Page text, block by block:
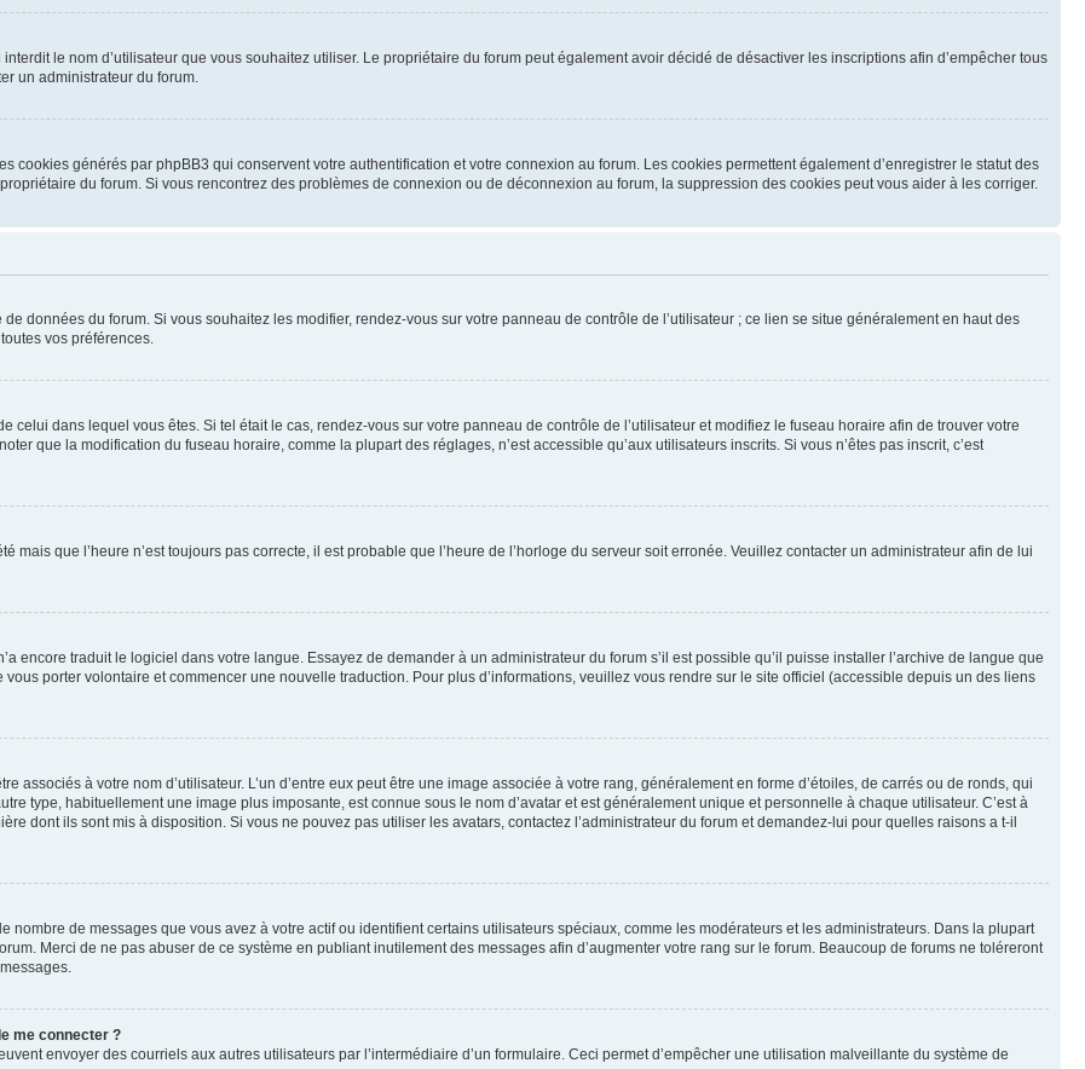
le nom d’utilisateur que vous souhaitez utiliser. Le propriétaire du forum peut également avoir décidé de désactiver les inscriptions afin d’empêcher tous
un administrateur du forum.
cookies générés par phpBB3 qui conservent votre authentification et votre connexion au forum. Les cookies permettent également d’enregistrer le statut des
du forum. Si vous rencontrez des problèmes de connexion ou de déconnexion au forum, la suppression des cookies peut vous aider à les corriger.
données du forum. Si vous souhaitez les modifier, rendez-vous sur votre panneau de contrôle de l’utilisateur ; ce lien se situe généralement en haut des
vos préférences.
celui dans lequel vous êtes. Si tel était le cas, rendez-vous sur votre panneau de contrôle de l’utilisateur et modifiez le fuseau horaire afin de trouver votre
que la modification du fuseau horaire, comme la plupart des réglages, n’est accessible qu’aux utilisateurs inscrits. Si vous n’êtes pas inscrit, c’est
mais que l’heure n’est toujours pas correcte, il est probable que l’heure de l’horloge du serveur soit erronée. Veuillez contacter un administrateur afin de lui
encore traduit le logiciel dans votre langue. Essayez de demander à un administrateur du forum s’il est possible qu’il puisse installer l’archive de langue que
porter volontaire et commencer une nouvelle traduction. Pour plus d’informations, veuillez vous rendre sur le site officiel (accessible depuis un des liens
associés à votre nom d’utilisateur. L’un d’entre eux peut être une image associée à votre rang, généralement en forme d’étoiles, de carrés ou de ronds, qui
type, habituellement une image plus imposante, est connue sous le nom d’avatar et est généralement unique et personnelle à chaque utilisateur. C’est à
dont ils sont mis à disposition. Si vous ne pouvez pas utiliser les avatars, contactez l’administrateur du forum et demandez-lui pour quelles raisons a t-il
nombre de messages que vous avez à votre actif ou identifient certains utilisateurs spéciaux, comme les modérateurs et les administrateurs. Dans la plupart
Merci de ne pas abuser de ce système en publiant inutilement des messages afin d’augmenter votre rang sur le forum. Beaucoup de forums ne toléreront
me connecter ?
envoyer des courriels aux autres utilisateurs par l’intermédiaire d’un formulaire. Ceci permet d’empêcher une utilisation malveillante du système de